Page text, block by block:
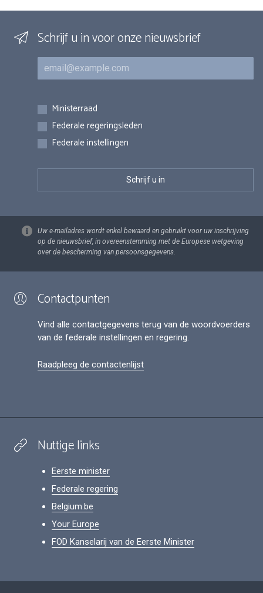
Schrijf u in voor onze nieuwsbrief
E-mail
Inschrijvingen
Ministerraad
Federale regeringsleden
Federale instellingen
Uw e-mailadres wordt enkel bewaard en gebruikt voor uw inschrijving
op de nieuwsbrief, in overeenstemming met de Europese wetgeving
over de bescherming van persoonsgegevens.
Contactpunten
Vind alle contactgegevens terug van de woordvoerders
van de federale instellingen en regering.
Raadpleeg de contactenlijst
Nuttige links
Eerste minister
Federale regering
Belgium.be
Your Europe
FOD Kanselarij van de Eerste Minister